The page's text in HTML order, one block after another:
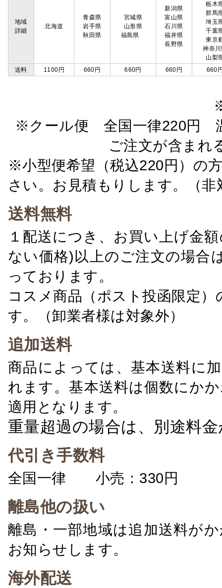
地域
詳細
北海道
青森県
岩手県
秋田県
宮城県
山形県
福島県
新潟県
富山県
石川県
福井県
長野県
栃木
群馬
埼玉
千葉
東京
神奈
山梨
送料
1100円 660円 660円 660円 660
※クール便 全国一律220円
ご注文が含ま
※小型便希望（税込220円）の
さい。お見積もりします。（非
送料無料
１配送につき、お買い上げ金
ない価格)以上のご注文の場合
っております。
コスメ商品（ポスト投函限定
す。（卸業者様は対象外）
追加送料
商品によっては、基本送料に
れます。基本送料は個数にか
適用となります。
重量超過の場合は、別途料
代引き手数料
全国一律 小売：330円 卸
離島他の扱い
離島・一部地域は追加送料が
お知らせします。
海外配送